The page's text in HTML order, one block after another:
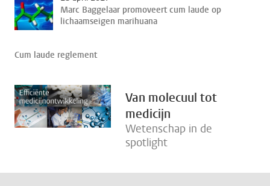
Marc Baggelaar promoveert cum laude op
lichaamseigen marihuana
Cum laude reglement
Van molecuul tot
medicijn
Wetenschap in de
spotlight